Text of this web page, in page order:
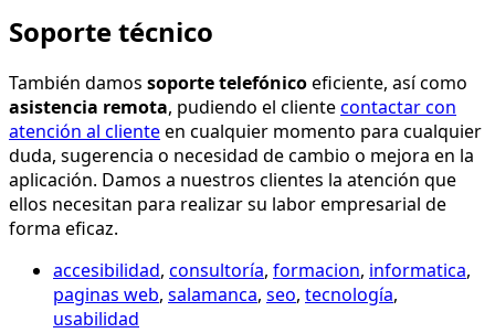
Soporte técnico
También damos soporte telefónicoeficiente, así como
asistencia remota, pudiendo el clientecontactar con
atención al clienteen cualquier momento para cualquier
duda, sugerencia o necesidad de cambio o mejora en la
aplicación. Damos a nuestros clientes la atención que
ellos necesitan para realizar su labor empresarial de
forma eficaz.
accesibilidad, consultoría, formacion, informatica,
paginas web, salamanca, seo, tecnología,
usabilidad